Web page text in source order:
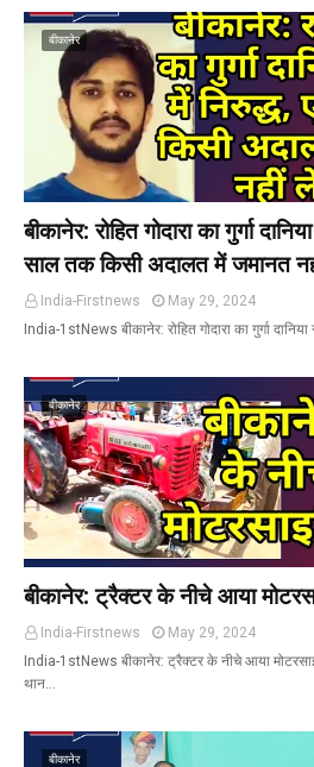
बीकानेर
बीकानेर: रोहित गोदारा का गुर्गा
साल तक किसी अदालत में जमानत
India-Firstnews
May 29, 2024
India-1stNews बीकानेर: रोहित गोदारा का गुर्गा
बीकानेर
बीकानेर: ट्रैक्टर के नीचे आया
India-Firstnews
May 29, 2024
India-1stNews बीकानेर: ट्रैक्टर के नीचे आया
थान…
बीकानेर